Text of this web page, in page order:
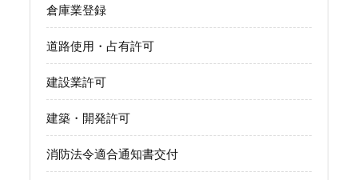
倉庫業登録
道路使用・占有許可
建設業許可
建築・開発許可
消防法令適合通知書交付